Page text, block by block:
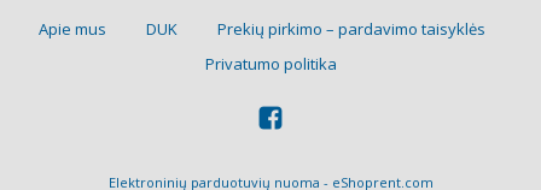
Apie mus DUK
Prekių pirkimo – pardavimo taisyklės
Privatumo politika
Elektroninių parduotuvių nuoma - eShoprent.com